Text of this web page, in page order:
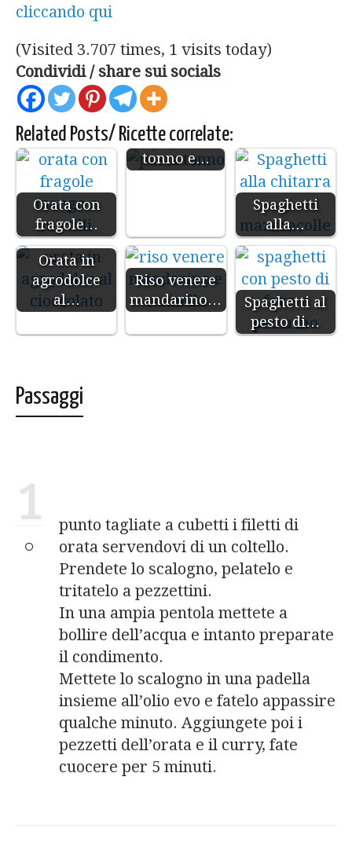
cliccando qui
(Visited 3.707 times, 1 visits today)
Condividi / share sui socials
Related Posts/ Ricette correlate:
Orata con
fragole…
Spaghetti
tonno e…
Spaghetti
alla…
Orata in
agrodolce
al…
Riso venere
mandarino…
Spaghetti al
pesto di…
Passaggi
1
punto tagliate a cubetti i filetti di
orata servendovi di un coltello.
Prendete lo scalogno, pelatelo e
tritatelo a pezzettini.
In una ampia pentola mettete a
bollire dell’acqua e intanto preparate
il condimento.
Mettete lo scalogno in una padella
insieme all’olio evo e fatelo appassire
qualche minuto. Aggiungete poi i
pezzetti dell’orata e il curry, fate
cuocere per 5 minuti.